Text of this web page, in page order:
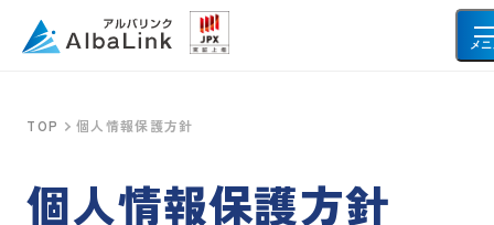
メ
TOP 個人情報保護方針
個人情報保護方針